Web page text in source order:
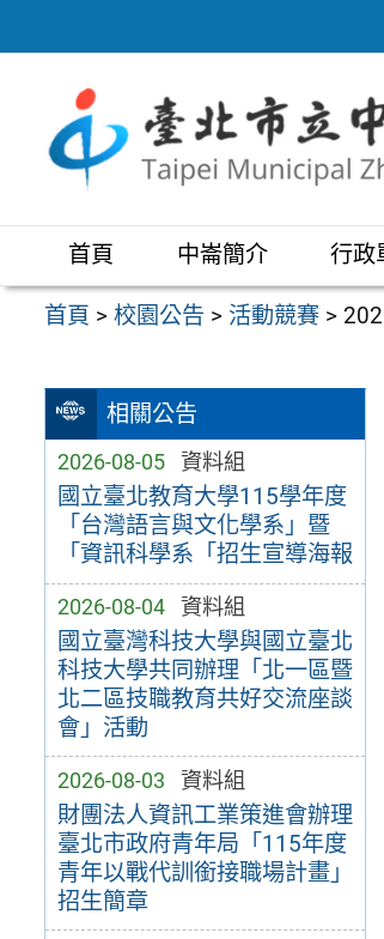
至
區
首頁 中崙簡介 行政
首頁 >校園公告 > 活動競賽 >
相關公告
2026-08-05 資料組
國立臺北教育大學115學年度
「台灣語言與文化學系」暨
「資訊科學系「招生宣導海報
2026-08-04 資料組
國立臺灣科技大學與國立臺北
科技大學共同辦理「北一區暨
北二區技職教育共好交流座談
會」活動
2026-08-03 資料組
財團法人資訊工業策進會辦理
臺北市政府青年局「115年度
青年以戰代訓銜接職場計畫」
招生簡章